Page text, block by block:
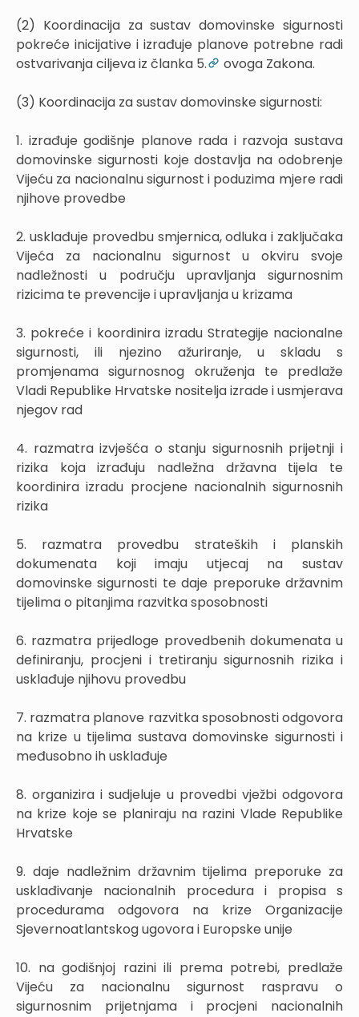
(2) Koordinacija za sustav domovinske sigurnosti
pokreće inicijative i izrađuje planove potrebne radi
ostvarivanja ciljeva iz članka 5.
ovoga Zakona.
(3) Koordinacija za sustav domovinske sigurnosti:
1. izrađuje godišnje planove rada i razvoja sustava
domovinske sigurnosti koje dostavlja na odobrenje
Vijeću za nacionalnu sigurnost i poduzima mjere radi
njihove provedbe
2. usklađuje provedbu smjernica, odluka i zaključaka
Vijeća za nacionalnu sigurnost u okviru svoje
nadležnosti u području upravljanja sigurnosnim
rizicima te prevencije i upravljanja u krizama
3. pokreće i koordinira izradu Strategije nacionalne
sigurnosti, ili njezino ažuriranje, u skladu s
promjenama sigurnosnog okruženja te predlaže
Vladi Republike Hrvatske nositelja izrade i usmjerava
njegov rad
4. razmatra izvješća o stanju sigurnosnih prijetnji i
rizika koja izrađuju nadležna državna tijela te
koordinira izradu procjene nacionalnih sigurnosnih
rizika
5. razmatra provedbu strateških i planskih
dokumenata koji imaju utjecaj na sustav
domovinske sigurnosti te daje preporuke državnim
tijelima o pitanjima razvitka sposobnosti
6. razmatra prijedloge provedbenih dokumenata u
definiranju, procjeni i tretiranju sigurnosnih rizika i
usklađuje njihovu provedbu
7. razmatra planove razvitka sposobnosti odgovora
na krize u tijelima sustava domovinske sigurnosti i
međusobno ih usklađuje
8. organizira i sudjeluje u provedbi vježbi odgovora
na krize koje se planiraju na razini Vlade Republike
Hrvatske
9. daje nadležnim državnim tijelima preporuke za
usklađivanje nacionalnih procedura i propisa s
procedurama odgovora na krize Organizacije
Sjevernoatlantskog ugovora i Europske unije
10. na godišnjoj razini ili prema potrebi, predlaže
Vijeću za nacionalnu sigurnost raspravu o
sigurnosnim prijetnjama i procjeni nacionalnih